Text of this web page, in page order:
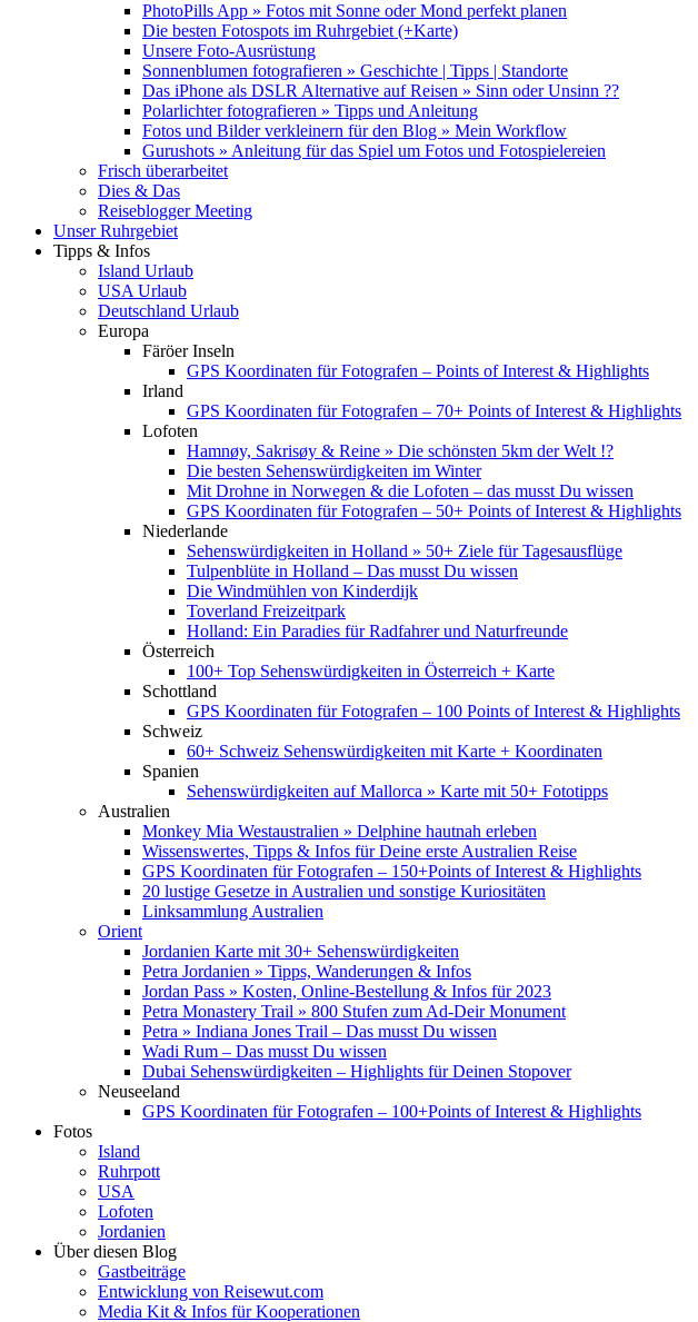
PhotoPills App » Fotos mit Sonne oder Mond perfekt planen
Die besten Fotospots im Ruhrgebiet (+Karte)
Unsere Foto-Ausrüstung
Sonnenblumen fotografieren » Geschichte | Tipps | Standorte
Das iPhone als DSLR Alternative auf Reisen » Sinn oder Unsinn ??
Polarlichter fotografieren » Tipps und Anleitung
Fotos und Bilder verkleinern für den Blog » Mein Workflow
Gurushots » Anleitung für das Spiel um Fotos und Fotospielereien
Frisch überarbeitet
Dies & Das
Reiseblogger Meeting
Unser Ruhrgebiet
Tipps & Infos
Island Urlaub
USA Urlaub
Deutschland Urlaub
Europa
Färöer Inseln
GPS Koordinaten für Fotografen – Points of Interest & Highlights
Irland
GPS Koordinaten für Fotografen – 70+ Points of Interest & Highlights
Lofoten
Hamnøy, Sakrisøy & Reine » Die schönsten 5km der Welt !?
Die besten Sehenswürdigkeiten im Winter
Mit Drohne in Norwegen & die Lofoten – das musst Du wissen
GPS Koordinaten für Fotografen – 50+ Points of Interest & Highlights
Niederlande
Sehenswürdigkeiten in Holland » 50+ Ziele für Tagesausflüge
Tulpenblüte in Holland – Das musst Du wissen
Die Windmühlen von Kinderdijk
Toverland Freizeitpark
Holland: Ein Paradies für Radfahrer und Naturfreunde
Österreich
100+ Top Sehenswürdigkeiten in Österreich + Karte
Schottland
GPS Koordinaten für Fotografen – 100 Points of Interest & Highlights
Schweiz
60+ Schweiz Sehenswürdigkeiten mit Karte + Koordinaten
Spanien
Sehenswürdigkeiten auf Mallorca » Karte mit 50+ Fototipps
Australien
Monkey Mia Westaustralien » Delphine hautnah erleben
Wissenswertes, Tipps & Infos für Deine erste Australien Reise
GPS Koordinaten für Fotografen – 150+Points of Interest & Highlights
20 lustige Gesetze in Australien und sonstige Kuriositäten
Linksammlung Australien
Orient
Jordanien Karte mit 30+ Sehenswürdigkeiten
Petra Jordanien » Tipps, Wanderungen & Infos
Jordan Pass » Kosten, Online-Bestellung & Infos für 2023
Petra Monastery Trail » 800 Stufen zum Ad-Deir Monument
Petra » Indiana Jones Trail – Das musst Du wissen
Wadi Rum – Das musst Du wissen
Dubai Sehenswürdigkeiten – Highlights für Deinen Stopover
Neuseeland
GPS Koordinaten für Fotografen – 100+Points of Interest & Highlights
Fotos
Island
Ruhrpott
USA
Lofoten
Jordanien
Über diesen Blog
Gastbeiträge
Entwicklung von Reisewut.com
Media Kit & Infos für Kooperationen